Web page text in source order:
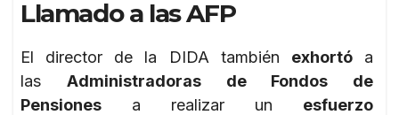
Llamado a las AFP
El director de la DIDA también exhortóa
las Administradoras de Fondos de
Pensiones a realizar un esfuerzo